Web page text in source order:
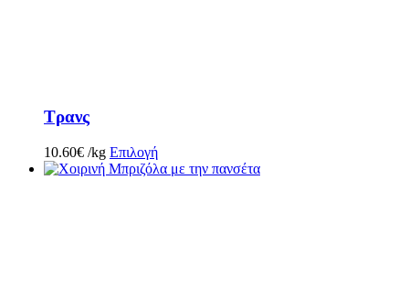
Τρανς
10.60€ /kg Επιλογή